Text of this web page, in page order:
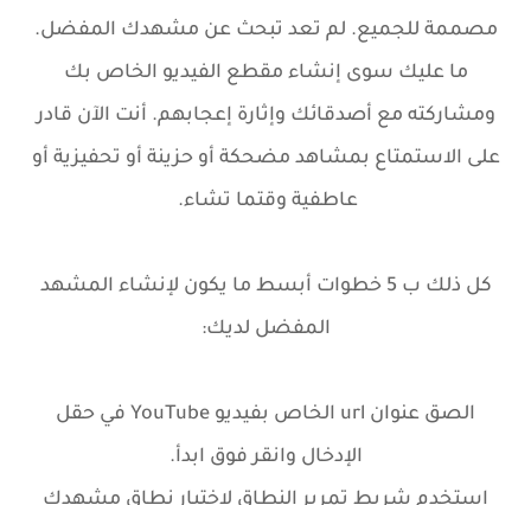
مصممة للجميع. لم تعد تبحث عن مشهدك المفضل.
ما عليك سوى إنشاء مقطع الفيديو الخاص بك
ومشاركته مع أصدقائك وإثارة إعجابهم. أنت الآن قادر
على الاستمتاع بمشاهد مضحكة أو حزينة أو تحفيزية أو
عاطفية وقتما تشاء.
كل ذلك ب 5 خطوات أبسط ما يكون لإنشاء المشهد
المفضل لديك:
الصق عنوان url الخاص بفيديو YouTube في حقل
الإدخال وانقر فوق ابدأ.
استخدم شريط تمرير النطاق لاختيار نطاق مشهدك